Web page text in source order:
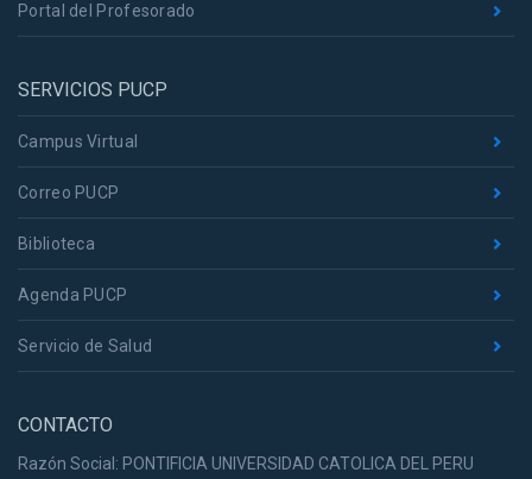
Portal del Profesorado
SERVICIOS PUCP
Campus Virtual
Correo PUCP
Biblioteca
Agenda PUCP
Servicio de Salud
CONTACTO
Razón Social: PONTIFICIA UNIVERSIDAD CATOLICA DEL PERU